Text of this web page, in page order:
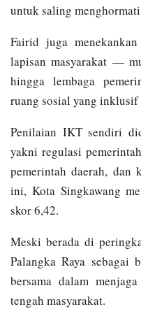
untuk saling
Fairid juga
lapisan masyarakat —
hingga lembaga
ruang sosial yang
Penilaian IKT sendiri
yakni regulasi
pemerintah daerah, dan
ini, Kota Singkawang
skor 6,42.
Meski berada di
Palangka Raya sebagai
bersama dalam
tengah masyarakat.